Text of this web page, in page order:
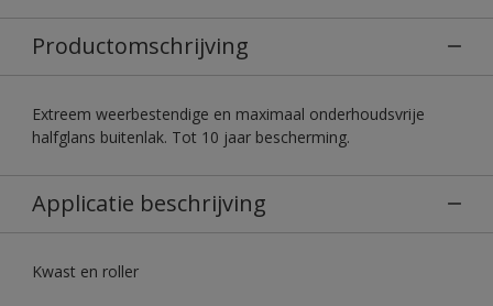
Productomschrijving
Extreem weerbestendige en maximaal onderhoudsvrije
halfglans buitenlak. Tot 10 jaar bescherming.
Applicatie beschrijving
Kwast en roller